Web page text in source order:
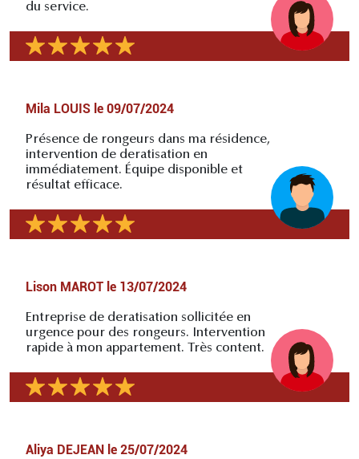
du service.
Mila LOUIS le 09/07/2024
Présence de rongeurs dans ma résidence,
intervention de deratisation en
immédiatement. Équipe disponible et
résultat efficace.
Lison MAROT le 13/07/2024
Entreprise de deratisation sollicitée en
urgence pour des rongeurs. Intervention
rapide à mon appartement. Très content.
Aliya DEJEAN le 25/07/2024